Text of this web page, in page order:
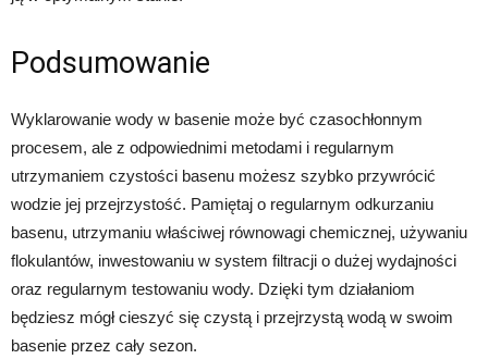
Podsumowanie
Wyklarowanie wody w basenie może być czasochłonnym
procesem, ale z odpowiednimi metodami i regularnym
utrzymaniem czystości basenu możesz szybko przywrócić
wodzie jej przejrzystość. Pamiętaj o regularnym odkurzaniu
basenu, utrzymaniu właściwej równowagi chemicznej, używaniu
flokulantów, inwestowaniu w system filtracji o dużej wydajności
oraz regularnym testowaniu wody. Dzięki tym działaniom
będziesz mógł cieszyć się czystą i przejrzystą wodą w swoim
basenie przez cały sezon.